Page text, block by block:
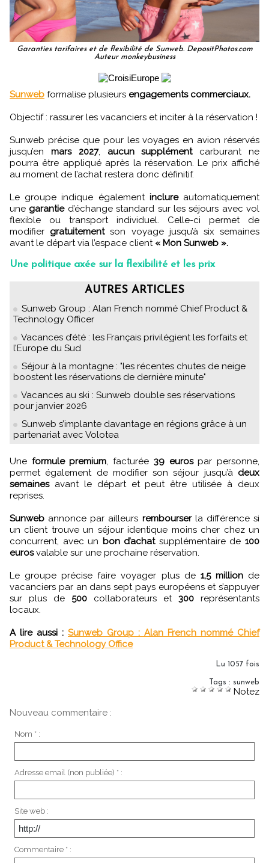
Garanties tarifaires et de flexibilité de Sunweb. DepositPhotos.com
Auteur monkeybusiness
Sunweb formalise plusieurs engagements commerciaux.
Objectif : rassurer les vacanciers et inciter à la réservation !
Sunweb précise que pour les voyages en avion réservés
jusqu’en mars 2027, aucun supplémentcarburant ne
pourra être appliqué après la réservation. Le prix affiché
au moment de l’achat restera donc définitif.
Le groupe indique également inclureautomatiquement
une garantied’échange standard sur les séjours avec vol
flexible ou transport individuel. Celle-ci permet de
modifier gratuitementson voyage jusqu’à six semaines
avant le départ via l’espace client« Mon Sunweb ».
Une politique axée sur la flexibilité et les prix
AUTRES ARTICLES
Sunweb Group : Alan French nommé Chief Product &
Technology Officer
Vacances d’été : les Français privilégient les forfaits et
l’Europe du Sud
Séjour à la montagne : "les récentes chutes de neige
boostent les réservations de dernière minute"
Vacances au ski : Sunweb double ses réservations
pour janvier 2026
Sunweb s’implante davantage en régions grâce à un
partenariat avec Volotea
Une formule premium, facturée 39 eurospar personne,
permet également de modifier son séjour jusqu’à deux
semaines avant le départ et peut être utilisée à deux
reprises.
Sunweb annonce par ailleurs rembourserla différence si
un client trouve un séjour identique moins cher chez un
concurrent, avec un bon d’achat supplémentaire de 100
eurosvalable sur une prochaine réservation.
Le groupe précise faire voyager plus de 1,5 millionde
vacanciers par an dans sept pays européens et s’appuyer
sur plus de 500 collaborateurs et 300 représentants
locaux.
A lire aussi : Sunweb Group : Alan French nommé Chief
Product & Technology Office
Lu 1057 fois
Tags : sunweb
Notez
Nouveau commentaire :
Nom * :
Adresse email (non publiée) * :
Site web :
Commentaire * :